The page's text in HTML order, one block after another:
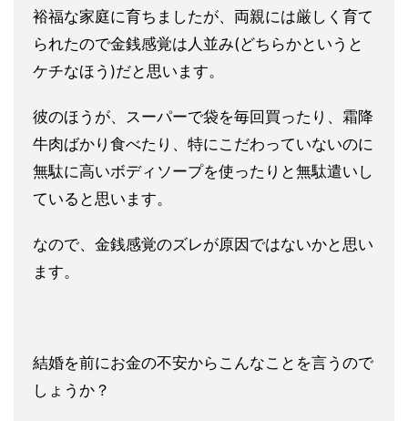
裕福な家庭に育ちましたが、両親には厳しく育て
られたので金銭感覚は人並み(どちらかというと
ケチなほう)だと思います。
彼のほうが、スーパーで袋を毎回買ったり、霜降
牛肉ばかり食べた り、特にこだわっていないのに
無駄に高いボディソープを使ったり と無駄遣いし
ていると思います。
なので、金銭感覚のズレが原因ではないかと思い
ます。
結婚を前にお金の不安からこんなことを言うので
しょうか？